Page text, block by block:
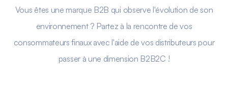
Vous êtes une marque B2B qui observe l'évolution de son
environnement ? Partez à la rencontre de vos
consommateurs finaux avec l'aide de vos distributeurs pour
passer à une dimension B2B2C !